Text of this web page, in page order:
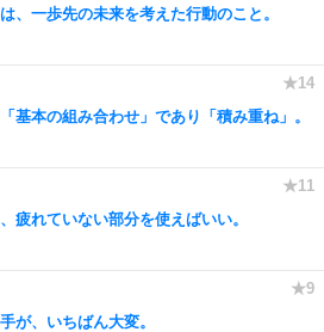
、一歩先の未来を考えた行動のこと。
基本の組み合わせ」であり「積み重ね」。
疲れていない部分を使えばいい。
が、いちばん大変。